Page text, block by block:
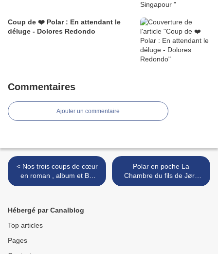
Coup de ❤️ Polar : En attendant le
déluge - Dolores Redondo
Commentaires
Ajouter un commentaire
< Nos trois coups de cœur
en roman , album et BD
jeunesse- juin 2024
Polar en poche La
Chambre du fils de Jørn
Lier Horst >
Hébergé par Canalblog
Top articles
Pages